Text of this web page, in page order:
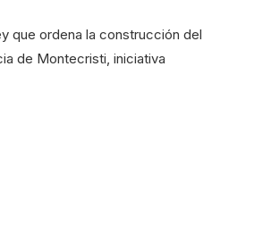
que ordena la construcción del
de Montecristi, iniciativa